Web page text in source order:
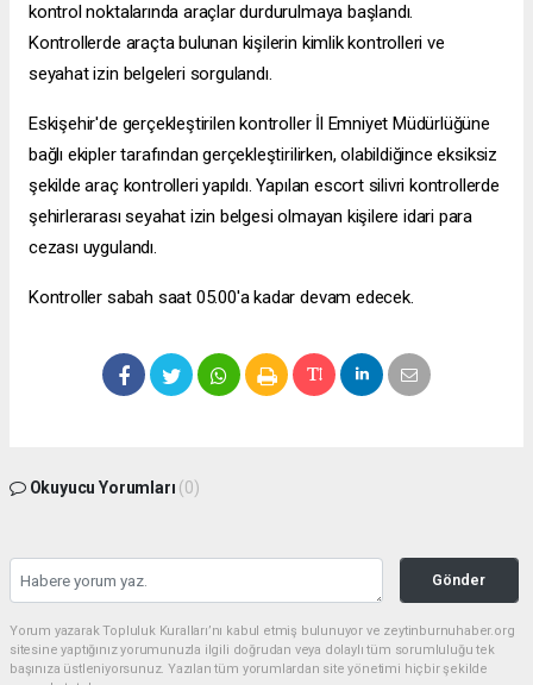
kontrol noktalarında araçlar durdurulmaya başlandı.
Kontrollerde araçta bulunan kişilerin kimlik kontrolleri ve
seyahat izin belgeleri sorgulandı.
Eskişehir'de gerçekleştirilen kontroller İl Emniyet Müdürlüğüne
bağlı ekipler tarafından gerçekleştirilirken, olabildiğince eksiksiz
şekilde araç kontrolleri yapıldı. Yapılan escort silivri kontrollerde
şehirlerarası seyahat izin belgesi olmayan kişilere idari para
cezası uygulandı.
Kontroller sabah saat 05.00'a kadar devam edecek.
Okuyucu Yorumları (0)
Gönder
Yorum yazarak Topluluk Kuralları’nı kabul etmiş bulunuyor ve zeytinburnuhaber.org
sitesine yaptığınız yorumunuzla ilgili doğrudan veya dolaylı tüm sorumluluğu tek
başınıza üstleniyorsunuz. Yazılan tüm yorumlardan site yönetimi hiçbir şekilde